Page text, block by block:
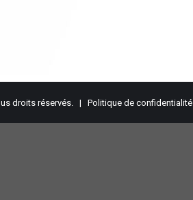
droits réservés. | Politique de confidentialité